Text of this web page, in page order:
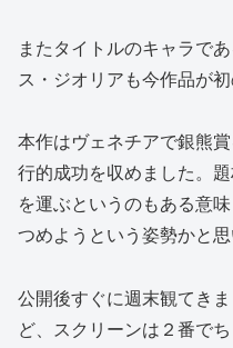
またタイトルのキャラで
ス・ジオリアも今作品が
本作はヴェネチアで銀熊
行的成功を収めました。
を運ぶというのもある意
つめようという姿勢かと思
公開後すぐに週末観てき
ど、スクリーンは２番で